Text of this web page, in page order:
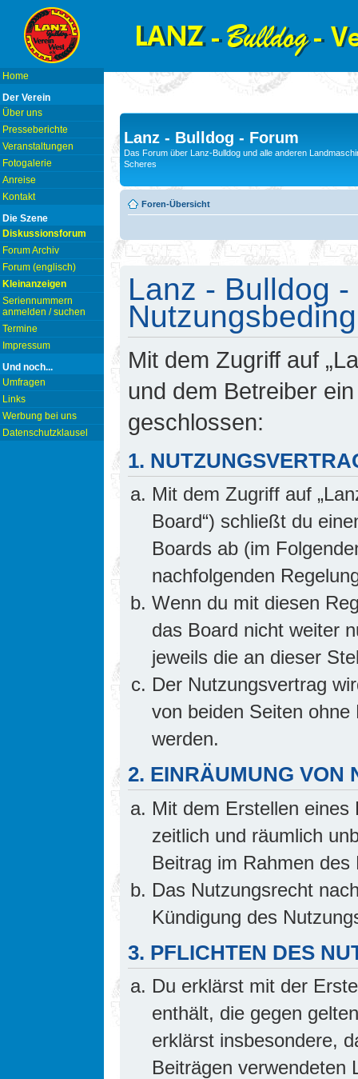
Home
Der Verein
Über uns
Presseberichte
Veranstaltungen
Fotogalerie
Anreise
Kontakt
Die Szene
Diskussionsforum
Forum Archiv
Forum (englisch)
Kleinanzeigen
Seriennummern
anmelden / suchen
Termine
Impressum
Und noch...
Umfragen
Links
Werbung bei uns
Datenschutzklausel
Lanz - Bulldog - Forum
Das Forum über Lanz-Bulldog und alle anderen
Scheres
Foren-Übersicht
Lanz - Bulldog
Mit dem Zugriff auf
und dem Betreiber
geschlossen:
1.
Mit dem Zugriff auf
Board“) schließt du
Boards ab (im
nachfolgenden
Wenn du mit diesen
das Board nicht weiter
jeweils die an dieser
Der Nutzungsvertrag
von beiden Seiten
werden.
2. EINRÄUMUNG VON
Mit dem Erstellen
zeitlich und räumlich
Beitrag im Rahmen
Das Nutzungsrecht
Kündigung des
3. PFLICHTEN DES
Du erklärst mit der
enthält, die gegen
erklärst insbesondere,
Beiträgen verwendeten